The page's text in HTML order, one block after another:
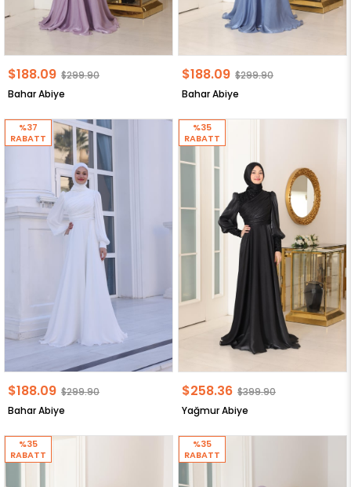
Bahar Abiye
$188.09 $299.90
Bahar Abiye
$188.09 $299.90
Bahar Abiye
$188.09 $299.90
%37
RABATT
Yağmur Abiye
$258.36 $399.90
%35
RABATT
%35
RABATT
%35
RABATT